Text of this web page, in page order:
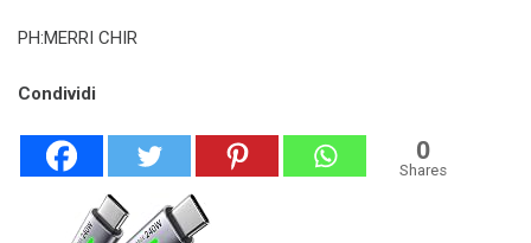
PH:MERRI CHIR
Condividi
0
Shares